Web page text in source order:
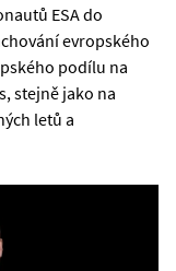
ESA do
evropského
podílu na
stejně jako na
letů a